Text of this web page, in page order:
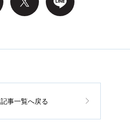
記事一覧へ戻る